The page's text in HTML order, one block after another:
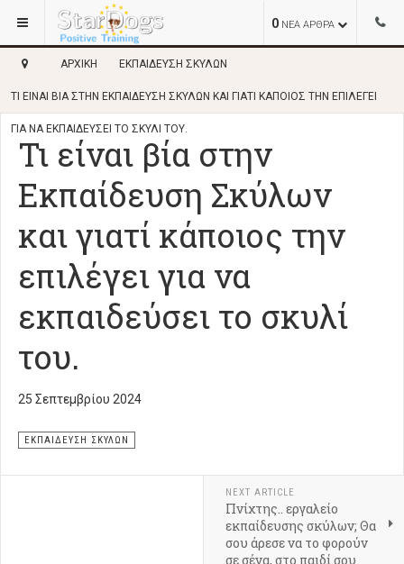
0 ΝΕΑ ΑΡΘΡΑ
ΑΡΧΙΚΉ ΕΚΠΑΊΔΕΥΣΗ ΣΚΎΛΩΝ
ΤΙ ΕΊΝΑΙ ΒΊΑ ΣΤΗΝ ΕΚΠΑΊΔΕΥΣΗ ΣΚΎΛΩΝ ΚΑΙ ΓΙΑΤΊ ΚΆΠΟΙΟΣ ΤΗΝ ΕΠΙΛΈΓΕΙ
ΓΙΑ ΝΑ ΕΚΠΑΙΔΕΎΣΕΙ ΤΟ ΣΚΥΛΊ ΤΟΥ.
Τι είναι βία στην
Εκπαίδευση Σκύλων
και γιατί κάποιος την
επιλέγει για να
εκπαιδεύσει το σκυλί
του.
25 Σεπτεμβρίου 2024
ΕΚΠΑΊΔΕΥΣΗ ΣΚΎΛΩΝ
NEXT ARTICLE
Πνίχτης.. εργαλείο
εκπαίδευσης σκύλων; Θα
σου άρεσε να το φορούν
σε σένα, στο παιδί σου